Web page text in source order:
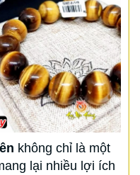
không chỉ là một
lại nhiều lợi ích